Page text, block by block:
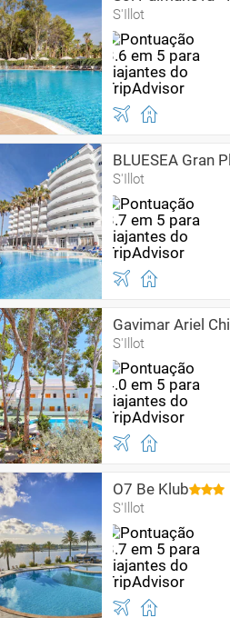
S'Illot
BLUESEA Gran
S'Illot
Gavimar Ariel
S'Illot
O7 Be Klub
S'Illot